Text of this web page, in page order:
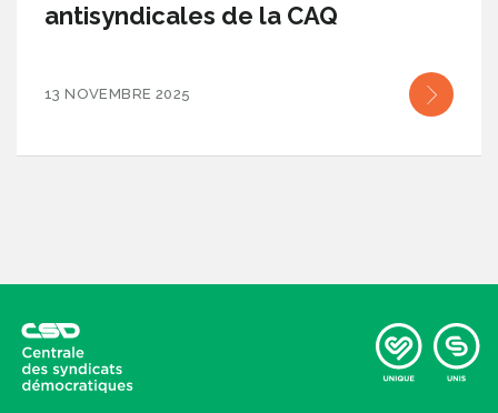
antisyndicales de la CAQ
13 NOVEMBRE 2025